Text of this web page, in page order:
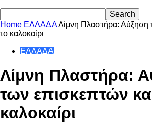
Home ΕΛΛΑΔΑΛίμνη Πλαστήρα: Αύξηση
το καλοκαίρι
ΕΛΛΑΔΑ
Λίμνη Πλαστήρα:
των επισκεπτών
καλοκαίρι